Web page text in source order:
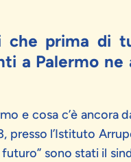
che prima di
a Palermo ne
e cosa c’è
l’Istituto
sono stati il